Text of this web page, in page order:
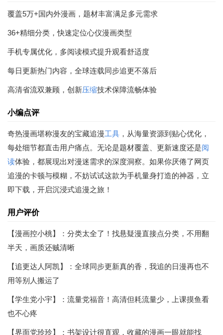
覆盖5万+国内外漫画，题材丰富满足多元需求
36+精细分类，快速定位心仪漫画类型
手机专属优化，多阅读模式提升观看舒适度
每日更新热门内容，全球连载同步追更不落后
高清省流双兼顾，创新压缩技术保障流畅体验
小编点评
奇热漫画堪称漫友的宝藏追漫工具 ，从海量资源到贴心优化，
每处细节都直击用户痛点。无论是题材覆盖、更新速度还是阅
读体验，都展现出对漫迷需求的深度洞察。如果你厌倦了网页
追漫的卡顿与模糊，不妨试试这款为手机量身打造的神器，立
即下载，开启沉浸式追漫之旅！
用户评价
【漫画控小桃】：分类太全了！找悬疑漫直接点分类，不用翻
半天，画质还贼清晰
【追更达人阿凯】：全球同步更新真的香，我追的日漫再也不
用等别人搬运了
【学生党小宇】：流量党福音！高清但耗流量少，上课摸鱼看
也不心疼
【界面党玲玲】：书架设计很直观，收藏的漫画一眼就能找